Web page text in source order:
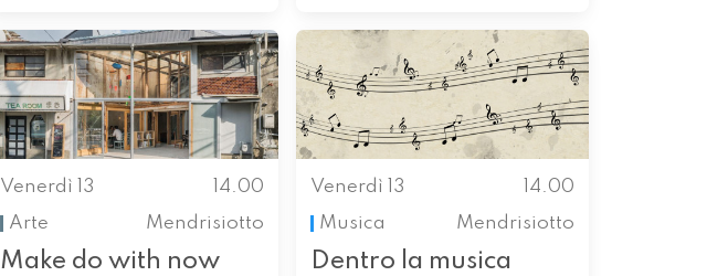
Venerdì 13
14.00
Arte
Mendrisiotto
Make do with now
Venerdì 13
14.00
Musica
Mendrisiotto
Dentro la musica